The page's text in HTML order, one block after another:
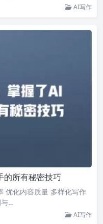
AI写作
的所有秘密技巧
优化内容质量 多样化写作
与…
AI写作